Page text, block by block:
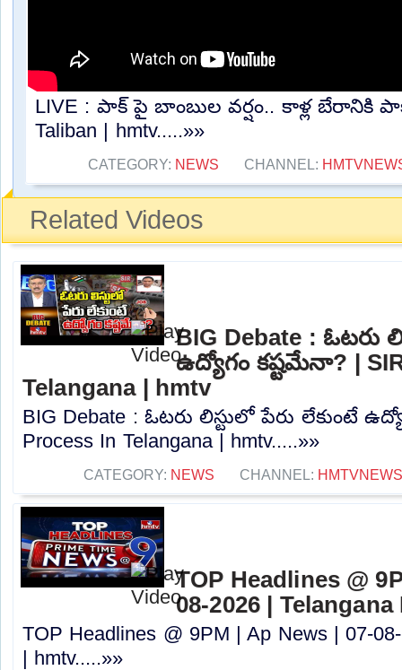
LIVE : పాక్ పై బాంబుల వర్షం.. కాళ్ల బేరానికి
Taliban | hmtv.....»»
CATEGORY: NEWS CHANNEL:
Related Videos
BIG Debate : ఓటరు
ఉద్యోగం కష్టమేనా? |
Telangana | hmtv
BIG Debate : ఓటరు లిస్టులో పేరు లేకుంటే
Process In Telangana | hmtv.....»»
CATEGORY: NEWS CHANNEL: HMTVNEWS
TOP Headlines @
08-2026 |
TOP Headlines @ 9PM | Ap News | 07-
| hmtv.....»»